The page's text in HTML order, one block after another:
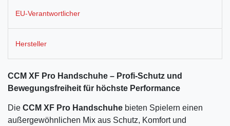
EU-Verantwortlicher
Hersteller
CCM XF Pro Handschuhe – Profi-Schutz und
Bewegungsfreiheit für höchste Performance
Die CCM XF Pro Handschuhe bieten Spielern einen
außergewöhnlichen Mix aus Schutz, Komfort und